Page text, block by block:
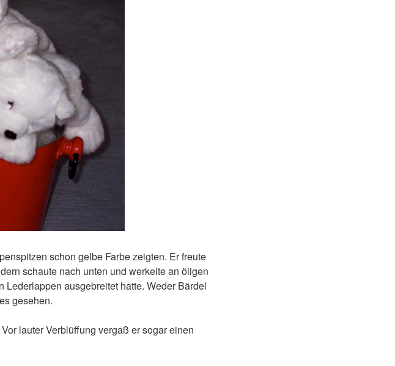
schon gelbe Farbe zeigten. Er freute
schaute nach unten und werkelte an öligen
ausgebreitet hatte. Weder Bärdel
gesehen.
lauter Verblüffung vergaß er sogar einen